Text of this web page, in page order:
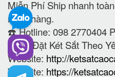
Miễn Phí Ship nhanh
nhận hàng.
☎️ Hotline: 098 2770404
Nhận Đặt Két Sắt Theo
Website: http://
Website: https://